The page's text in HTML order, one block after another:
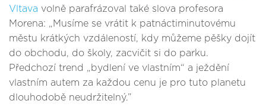
Vltava volně parafrázoval také slova profesora
Morena: „Musíme se vrátit k patnáctiminutovému
městu krátkých vzdáleností, kdy můžeme pěšky dojít
do obchodu, do školy, zacvičit si do parku.
Předchozí trend „bydlení ve vlastním“ a ježdění
vlastním autem za každou cenu je pro tuto planetu
dlouhodobě neudržitelný.”